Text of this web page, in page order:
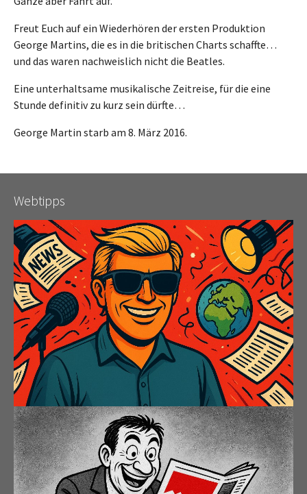
Freut Euch auf ein Wiederhören der ersten Produktion
George Martins, die es in die britischen Charts schaffte…
und das waren nachweislich nicht die Beatles.
Eine unterhaltsame musikalische Zeitreise, für die eine
Stunde definitiv zu kurz sein dürfte…
George Martin starb am 8. März 2016.
Webtipps